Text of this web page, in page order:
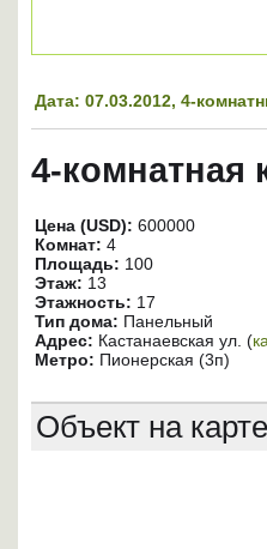
Дата: 07.03.2012, 4-
4-комнатная
Цена (USD): 600000
Комнат: 4
Площадь: 100
Этаж: 13
Этажность: 17
Тип дома: Панельный
Адрес: Кастанаевская ул. (
Метро: Пионерская (3п)
Объект на карте